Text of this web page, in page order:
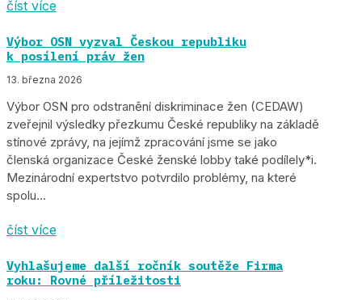
číst více
Výbor OSN vyzval Českou republiku
k posílení práv žen
13. března 2026
Výbor OSN pro odstranění diskriminace žen (CEDAW)
zveřejnil výsledky přezkumu České republiky na základě
stínové zprávy, na jejímž zpracování jsme se jako
členská organizace České ženské lobby také podílely*i.
Mezinárodní expertstvo potvrdilo problémy, na které
spolu...
číst více
Vyhlašujeme další ročník soutěže Firma
roku: Rovné příležitosti